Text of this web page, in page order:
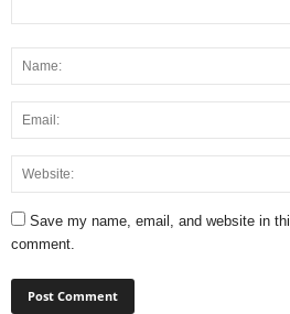
Save my name, email, and website in
comment.